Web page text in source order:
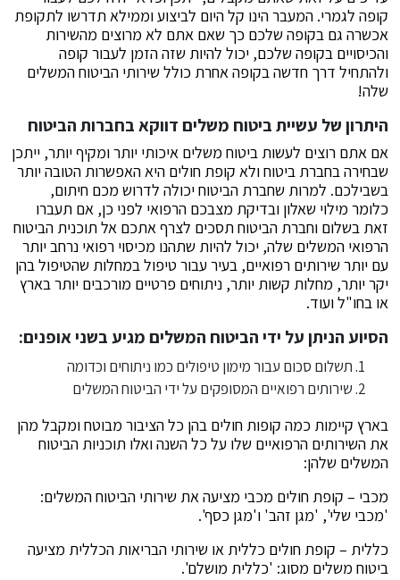
קופה לגמרי. המעבר הינו קל היום לביצוע וממילא תדרשו לתקופת
אכשרה גם בקופה שלכם כך שאם אתם לא מרוצים מהשירות
והכיסויים בקופה שלכם, יכול להיות שזה הזמן לעבור קופה
ולהתחיל דרך חדשה בקופה אחרת כולל שירותי הביטוח המשלים
שלה!
היתרון של עשיית ביטוח משלים דווקא בחברות הביטוח
אם אתם רוצים לעשות ביטוח משלים איכותי יותר ומקיף יותר, ייתכן
שבחירה בחברת ביטוח ולא קופת חולים היא האפשרות הטובה יותר
בשבילכם. למרות שחברת הביטוח יכולה לדרוש מכם חיתום,
כלומר מילוי שאלון ובדיקת מצבכם הרפואי לפני כן, אם תעברו
זאת בשלום וחברת הביטוח תסכים לצרף אתכם אל תוכנית הביטוח
הרפואי המשלים שלה, יכול להיות שתהנו מכיסוי רפואי נרחב יותר
עם יותר שירותים רפואיים, בעיר עבור טיפול במחלות שהטיפול בהן
יקר יותר, מחלות קשות יותר, ניתוחים פרטיים מורכבים יותר בארץ
או בחו"ל ועוד.
הסיוע הניתן על ידי הביטוח המשלים מגיע בשני אופנים:
תשלום סכום עבור מימון טיפולים כמו ניתוחים וכדומה
שירותים רפואיים המסופקים על ידי הביטוח המשלים
בארץ קיימות כמה קופות חולים בהן כל הציבור מבוטח ומקבל מהן
את השירותים הרפואיים שלו על כל השנה ואלו תוכניות הביטוח
המשלים שלהן:
מכבי – קופת חולים מכבי מציעה את שירותי הביטוח המשלים:
'מכבי שלי', 'מגן זהב' ו'מגן כסף'.
כללית – קופת חולים כללית או שירותי הבריאות הכללית מציעה
ביטוח משלים מסוג: 'כללית מושלם'.